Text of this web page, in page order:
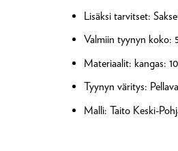
Lisäksi tarvitset:
Valmiin tyynyn koko:
Materiaalit: kangas:
Tyynyn väritys:
Malli: Taito Keski-